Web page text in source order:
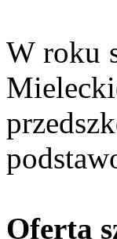
W roku
Oferta